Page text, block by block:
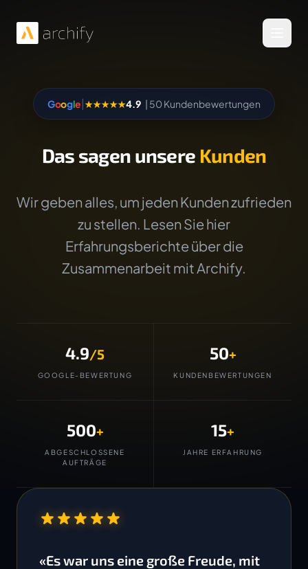
Google|★★★★★4.9 | 50 Kundenbewertungen
Das sagen unsere Kunden
Wir geben alles, um jeden Kunden zufrieden
zu stellen. Lesen Sie hier
Erfahrungsberichte über die
Zusammenarbeit mit Archify.
4.9/5
GOOGLE-BEWERTUNG
50+
KUNDENBEWERTUNGEN
500+
ABGESCHLOSSENE
AUFTRÄGE
15+
JAHRE ERFAHRUNG
«Es war uns eine große Freude, mit